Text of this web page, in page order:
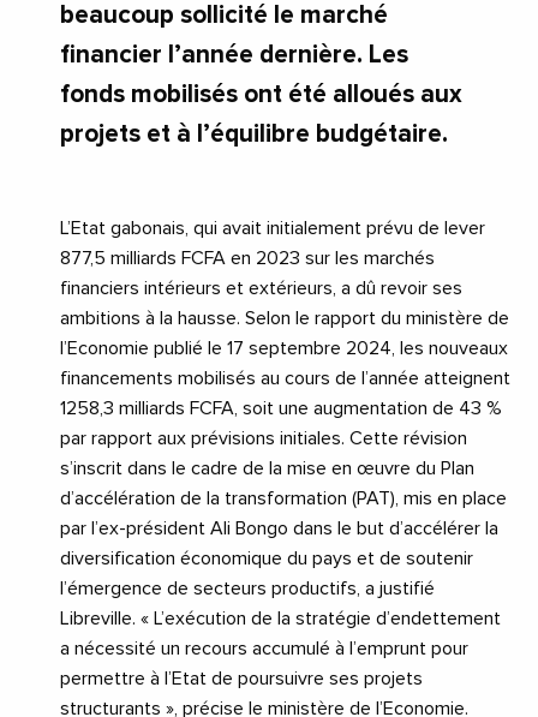
beaucoup sollicité le marché
financier l’année dernière. Les
fonds mobilisés ont été alloués aux
projets et à l’équilibre budgétaire.
L’Etat gabonais, qui avait initialement prévu de lever
877,5 milliards FCFA en 2023 sur les marchés
financiers intérieurs et extérieurs, a dû revoir ses
ambitions à la hausse. Selon le rapport du ministère de
l’Economie publié le 17 septembre 2024, les nouveaux
financements mobilisés au cours de l’année atteignent
1258,3 milliards FCFA, soit une augmentation de 43 %
par rapport aux prévisions initiales. Cette révision
s’inscrit dans le cadre de la mise en œuvre du Plan
d’accélération de la transformation (PAT), mis en place
par l’ex-président Ali Bongo dans le but d’accélérer la
diversification économique du pays et de soutenir
l’émergence de secteurs productifs, a justifié
Libreville. « L’exécution de la stratégie d’endettement
a nécessité un recours accumulé à l’emprunt pour
permettre à l’Etat de poursuivre ses projets
structurants », précise le ministère de l’Economie.